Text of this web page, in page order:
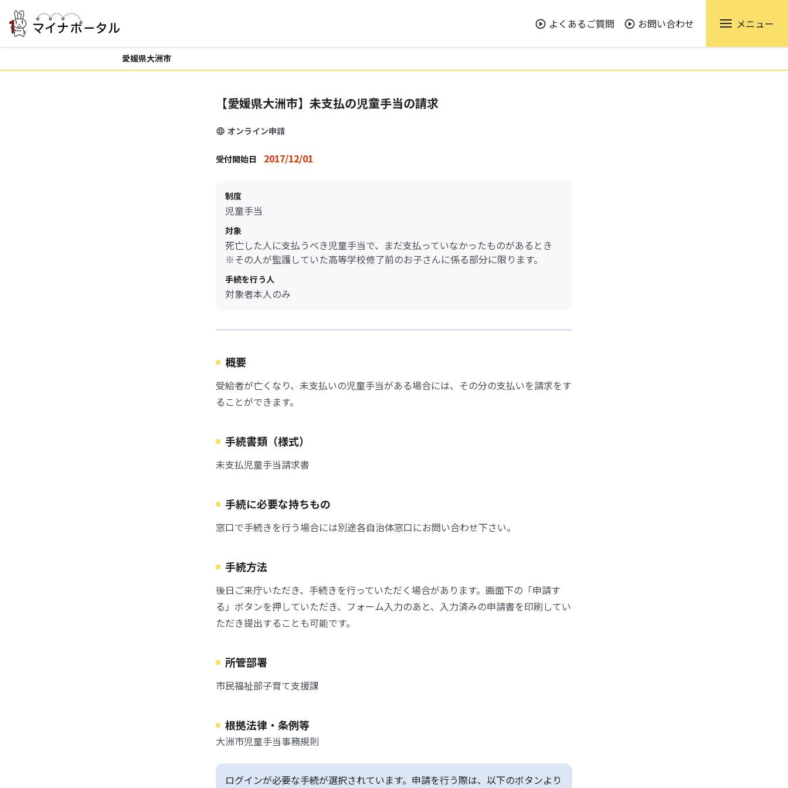
よくあるご質問 お問い合わせ メニュー
愛媛県大洲市
【愛媛県大洲市】未支払の児童手当の請求
オンライン申請
受付開始日 2017/12/01
制度
児童手当
対象
死亡した人に支払うべき児童手当で、まだ支払っていなかったものがあるとき
※その人が監護していた高等学校修了前のお子さんに係る部分に限ります。
手続を行う人
対象者本人のみ
概要
受給者が亡くなり、未支払いの児童手当がある場合には、その分の支払いを請求をす
ることができます。
手続書類（様式）
未支払児童手当請求書
手続に必要な持ちもの
窓口で手続きを行う場合には別途各自治体窓口にお問い合わせ下さい。
手続方法
後日ご来庁いただき、手続きを行っていただく場合があります。画面下の「申請す
る」ボタンを押していただき、フォーム入力のあと、入力済みの申請書を印刷してい
ただき提出することも可能です。
所管部署
市民福祉部子育て支援課
根拠法律・条例等
大洲市児童手当事務規則
ログインが必要な手続が選択されています。申請を行う際は、以下のボタンより